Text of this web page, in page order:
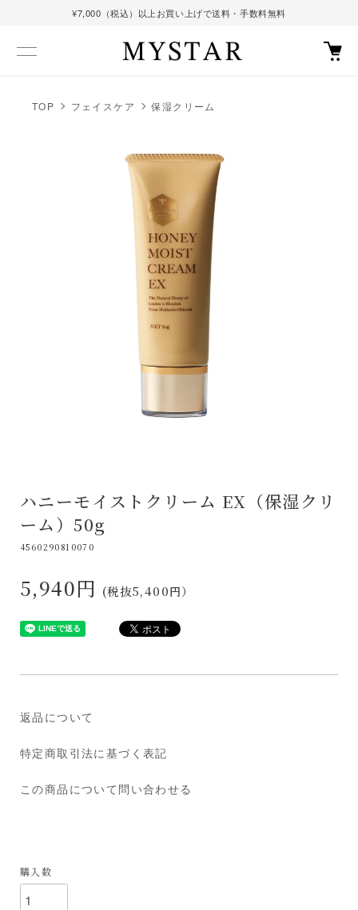
¥7,000（税込）以上お買い上げで送料・手数料無料
TOP フェイスケア 保湿クリーム
ハニーモイストクリーム EX（保湿クリ
ーム）50g
4560290810070
5,940円 (税抜5,400円）
返品について
特定商取引法に基づく表記
この商品について問い合わせる
購入数